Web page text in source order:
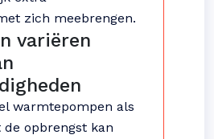
zich meebrengen.
variëren
warmtepompen als
opbrengst kan